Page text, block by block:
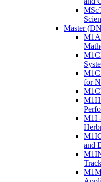
Master
for
M1I
and